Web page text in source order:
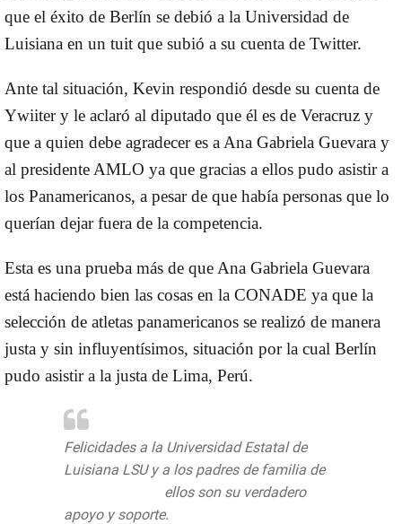
que el éxito de Berlín se debió a la Universidad de
Luisiana en un tuit que subió a su cuenta de Twitter.
Ante tal situación, Kevin respondió desde su cuenta de
Ywiiter y le aclaró al diputado que él es de Veracruz y
que a quien debe agradecer es a Ana Gabriela Guevara y
al presidente AMLO ya que gracias a ellos pudo asistir a
los Panamericanos, a pesar de que había personas que lo
querían dejar fuera de la competencia.
Esta es una prueba más de que Ana Gabriela Guevara
está haciendo bien las cosas en la CONADE ya que la
selección de atletas panamericanos se realizó de manera
justa y sin influyentísimos, situación por la cual Berlín
pudo asistir a la justa de Lima, Perú.
Felicidades a la Universidad Estatal de
Luisiana LSU y a los padres de familia de
ellos son su verdadero
apoyo y soporte.